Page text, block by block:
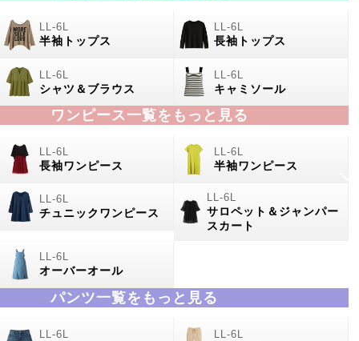
半袖トップス 長袖トップス
シャツ＆ブラウス キャミソール
ワンピース一覧をもっと見る
長袖ワンピース 半袖ワンピース
チュニックワンピース
サロペット＆ジャンパー
スカート
オーバーオール
パンツ一覧をもっと見る